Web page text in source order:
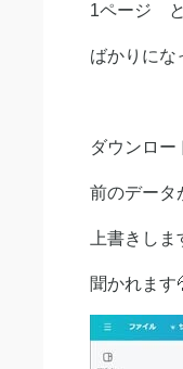
1ページ と
ばかりにな
ダウンロー
前のデータ
上書きし
聞かれます